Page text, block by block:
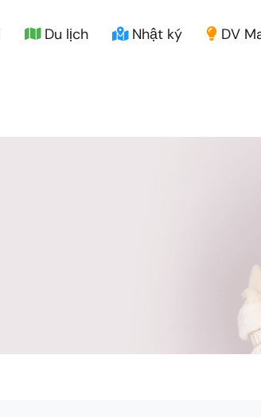
Du lịch Nhật ký DV